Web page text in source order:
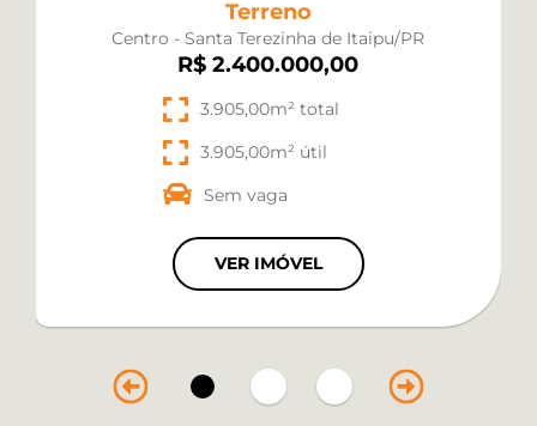
Terreno
Centro - Santa Terezinha de Itaipu/PR
R$ 2.400.000,00
3.905,00m² total
3.905,00m² útil
Sem vaga
VER IMÓVEL